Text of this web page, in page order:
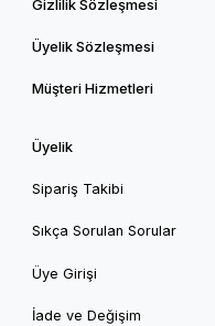
Gizlilik Sözleşmesi
Üyelik Sözleşmesi
Müşteri Hizmetleri
Üyelik
Sipariş Takibi
Sıkça Sorulan Sorular
Üye Girişi
İade ve Değişim